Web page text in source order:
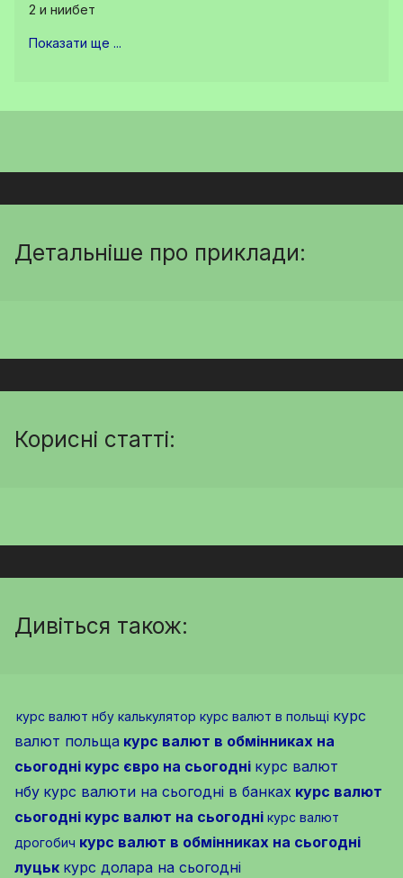
2 и ниибет
Показати ще ...
Детальніше про приклади:
Корисні статті:
Дивіться також:
курс валют нбу калькулятор курс валют в польщі курс
валют польща курс валют в обмінниках на
сьогодні курс євро на сьогодні курс валют
нбу курс валюти на сьогодні в банках курс валют
сьогодні курс валют на сьогодні курс валют
дрогобич курс валют в обмінниках на сьогодні
луцьк курс долара на сьогодні